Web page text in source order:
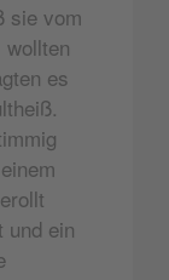
sie vom
es
und ein